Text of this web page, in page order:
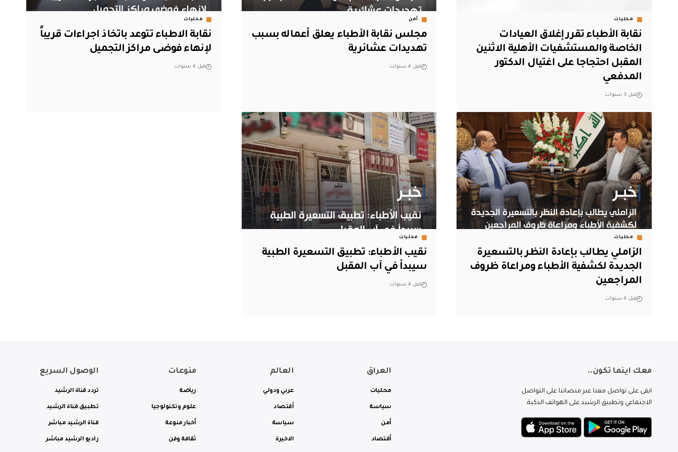
محليات
نقابة الأطباء تقرر إغلاق العيادات
الخاصة والمستشفيات الأهلية الاثنين
المقبل احتجاجا على اغتيال الدكتور
المدفعي
قبل 3 سنوات
أمن
مجلس نقابة الأطباء يعلق أعماله بسبب
تهديدات عشائرية
قبل 4 سنوات
محليات
نقابة الاطباء تتوعد باتخاذ اجراءات قريباً
لإنهاء فوضى مراكز التجميل
قبل 4 سنوات
محليات
الزاملي يطالب بإعادة النظر بالتسعيرة
الجديدة لكشفية الأطباء ومراعاة ظروف
المراجعين
قبل 4 سنوات
محليات
نقيب الأطباء: تطبيق التسعيرة الطبية
سيبدأ في آب المقبل
قبل 4 سنوات
معك اينما تكون..
ابقى على تواصل معنا عبر منصاتنا على التواصل
الاجتماعي وتطبيق الرشيد على الهواتف الذكية.
العراق
محليات
سياسة
أمن
أقتصاد
العالم
عربي ودولي
أقتصاد
سياسة
الاخيرة
منوعات
رياضة
علوم وتكنولوجيا
أخبار منوعة
ثقافة وفن
الوصول السريع
تردد قناة الرشيد
تطبيق قناة الرشيد
قناة الرشيد مباشر
راديو الرشيد مباشر